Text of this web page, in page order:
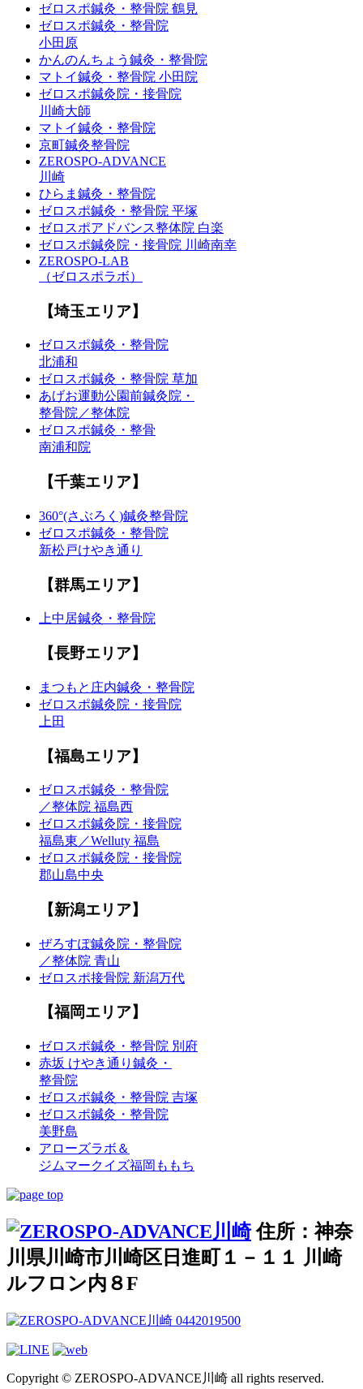
ゼロスポ鍼灸・整骨院 鶴見
ゼロスポ鍼灸・整骨院
小田原
かんのんちょう鍼灸・整骨院
マトイ鍼灸・整骨院 小田院
ゼロスポ鍼灸院・接骨院
川崎大師
マトイ鍼灸・整骨院
京町鍼灸整骨院
ZEROSPO-ADVANCE
川崎
ひらま鍼灸・整骨院
ゼロスポ鍼灸・整骨院 平塚
ゼロスポアドバンス整体院 白楽
ゼロスポ鍼灸院・接骨院 川崎南幸
ZEROSPO-LAB
（ゼロスポラボ）
【埼玉エリア】
ゼロスポ鍼灸・整骨院
北浦和
ゼロスポ鍼灸・整骨院 草加
あげお運動公園前鍼灸院・
整骨院／整体院
ゼロスポ鍼灸・整骨
南浦和院
【千葉エリア】
360°(さぶろく)鍼灸整骨院
ゼロスポ鍼灸・整骨院
新松戸けやき通り
【群馬エリア】
上中居鍼灸・整骨院
【長野エリア】
まつもと庄内鍼灸・整骨院
ゼロスポ鍼灸院・接骨院
上田
【福島エリア】
ゼロスポ鍼灸・整骨院
／整体院 福島西
ゼロスポ鍼灸院・接骨院
福島東／Welluty 福島
ゼロスポ鍼灸院・接骨院
郡山島中央
【新潟エリア】
ぜろすぽ鍼灸院・整骨院
／整体院 青山
ゼロスポ接骨院 新潟万代
【福岡エリア】
ゼロスポ鍼灸・整骨院 別府
赤坂 けやき通り鍼灸・
整骨院
ゼロスポ鍼灸・整骨院 吉塚
ゼロスポ鍼灸・整骨院
美野島
アローズラボ＆
ジムマークイズ福岡ももち
住所：神奈
川県川崎市川崎区日進町１－１１ 川崎
ルフロン内８F
Copyright © ZEROSPO-ADVANCE川崎 all rights reserved.